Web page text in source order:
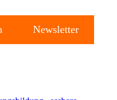
Newsletter